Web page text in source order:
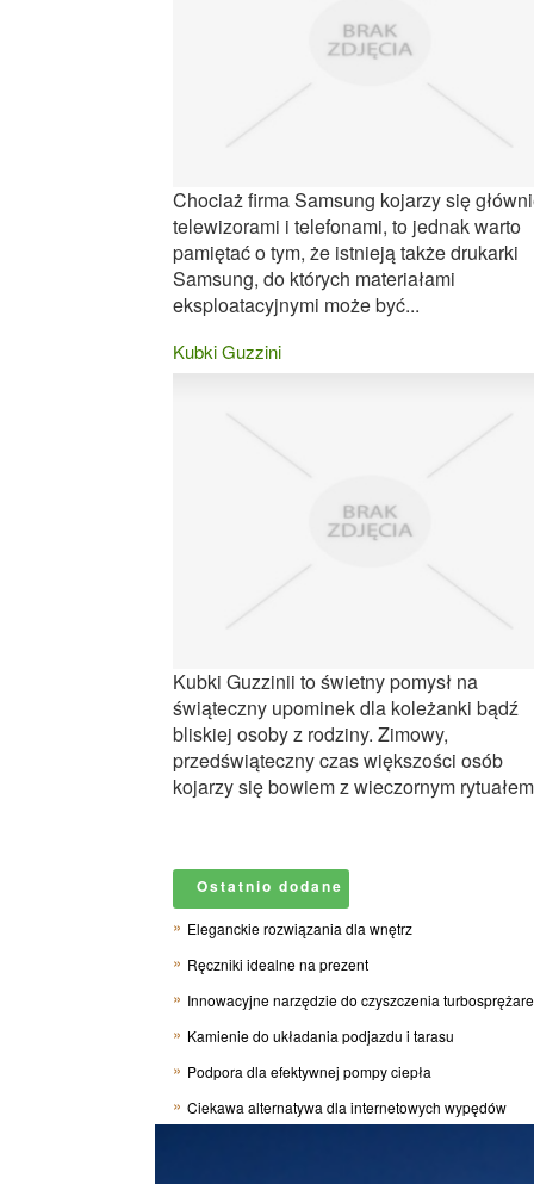
Chociaż firma Samsung kojarzy się
telewizorami i telefonami, to jednak warto
pamiętać o tym, że istnieją także drukarki
Samsung, do których materiałami
eksploatacyjnymi może być...
Kubki Guzzini
Kubki Guzzinii to świetny pomysł na
świąteczny upominek dla koleżanki bądź
bliskiej osoby z rodziny. Zimowy,
przedświąteczny czas większości osób
kojarzy się bowiem z wieczornym
Ostatnio dodane
Eleganckie rozwiązania dla wnętrz
Ręczniki idealne na prezent
Innowacyjne narzędzie do czyszczenia
Kamienie do układania podjazdu i tarasu
Podpora dla efektywnej pompy ciepła
Ciekawa alternatywa dla internetowych wypędów